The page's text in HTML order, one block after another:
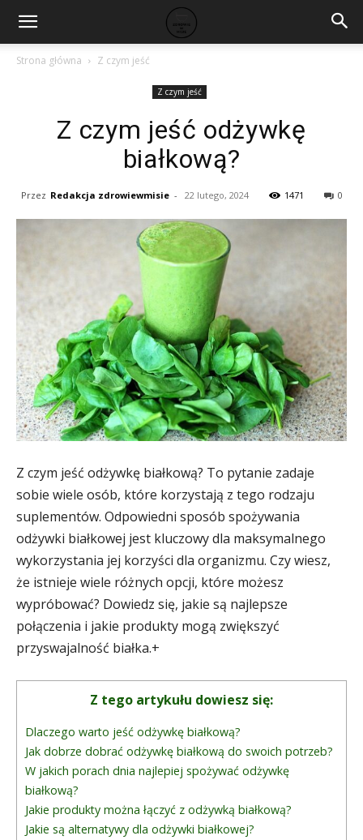
Strona główna Z czym jeść
Z czym jeść
Z czym jeść odżywkę
białkową?
Przez Redakcja zdrowiewmisie - 22 lutego, 2024 1471 0
Z czym jeść odżywkę białkową? To pytanie zadaje
sobie wiele osób, które korzystają z tego rodzaju
suplementów. Odpowiedni sposób spożywania
odżywki białkowej jest kluczowy dla maksymalnego
wykorzystania jej korzyści dla organizmu. Czy wiesz,
że istnieje wiele różnych opcji, które możesz
wypróbować? Dowiedz się, jakie są najlepsze
połączenia i jakie produkty mogą zwiększyć
przyswajalność białka.+
Z tego artykułu dowiesz się:
Dlaczego warto jeść odżywkę białkową?
Jak dobrze dobrać odżywkę białkową do swoich potrzeb?
W jakich porach dnia najlepiej spożywać odżywkę
białkową?
Jakie produkty można łączyć z odżywką białkową?
Jakie są alternatywy dla odżywki białkowej?